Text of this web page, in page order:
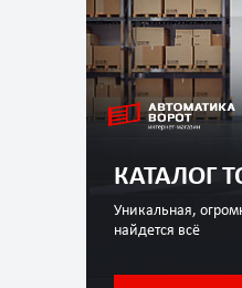
КАТАЛОГ
Уникальная,
найдется всё